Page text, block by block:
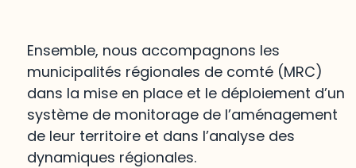
Ensemble, nous accompagnons les
municipalités régionales de comté (MRC)
dans la mise en place et le déploiement d’un
système de monitorage de l’aménagement
de leur territoire et dans l’analyse des
dynamiques régionales.